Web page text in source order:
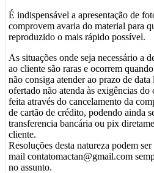
É indispensável a apresentação de
comprovem avaria do material para
reproduzido o mais rápido possível.
As situações onde seja necessário a
ao cliente são raras e ocorrem
não consiga atender ao prazo de
ofertado não atenda às exigências
feita através do cancelamento da
de cartão de crédito, podendo ainda
transferencia bancária ou pix
cliente.
Resoluções desta natureza podem
mail contatomactan@gmail.com
no assunto.